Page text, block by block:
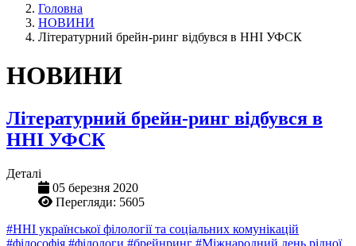
Головна
НОВИНИ
Літературний брейн-ринг відбувся в ННІ УФСК
НОВИНИ
Літературний брейн-ринг відбувся в
ННІ УФСК
Деталі
05 березня 2020
Перегляди: 5605
#ННІ української філології та соціальних комунікацій
#філософія #філологи #брейнринг #Міжнародний день рідної